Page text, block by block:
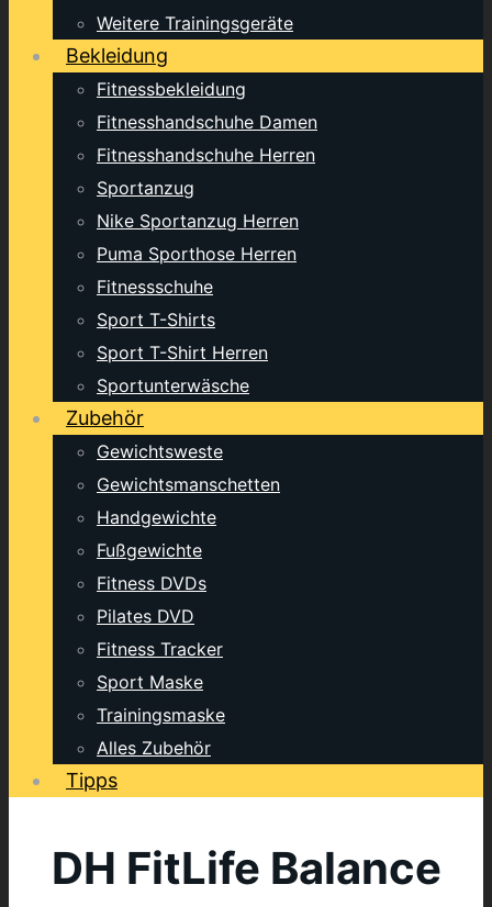
Weitere Trainingsgeräte
Bekleidung
Fitnessbekleidung
Fitnesshandschuhe Damen
Fitnesshandschuhe Herren
Sportanzug
Nike Sportanzug Herren
Puma Sporthose Herren
Fitnessschuhe
Sport T-Shirts
Sport T-Shirt Herren
Sportunterwäsche
Zubehör
Gewichtsweste
Gewichtsmanschetten
Handgewichte
Fußgewichte
Fitness DVDs
Pilates DVD
Fitness Tracker
Sport Maske
Trainingsmaske
Alles Zubehör
Tipps
DH FitLife Balance